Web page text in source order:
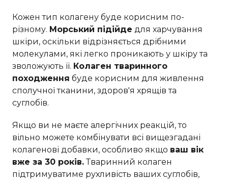
Кожен тип колагену буде корисним по-
різному. Морський підійде для харчування
шкіри, оскільки відрізняється дрібними
молекулами, які легко проникають у шкіру та
зволожують її. Колаген тваринного
походження буде корисним для живлення
сполучної тканини, здоров'я хрящів та
суглобів.
Якщо ви не маєте алергічних реакцій, то
вільно можете комбінувати всі вищезгадані
колагенові добавки, особливо якщо ваш вік
вже за 30 років.Тваринний колаген
підтримуватиме рухливість ваших суглобів,